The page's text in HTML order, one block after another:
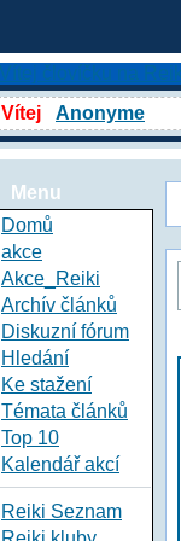
Vítej Anonyme
Menu
Domů
akce
Akce_Reiki
Archív článků
Diskuzní fórum
Hledání
Ke stažení
Témata článků
Top 10
Kalendář akcí
Reiki Seznam